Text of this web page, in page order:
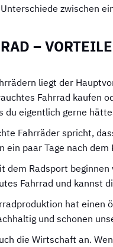
zwischen
– VORTEILE
liegt der
Fahrrad kaufen
du eigentlich gerne
Fahrräder spricht,
ein paar Tage nach dem
dem Radsport
Fahrrad und kannst
hat einen
und schonen
die Wirtschaft an.